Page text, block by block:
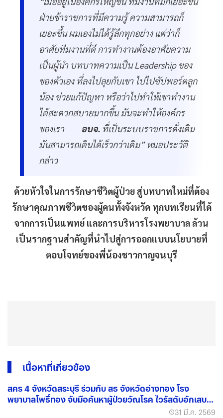
ฝ่ายข้าราชการที่มีความรู้ ความสามารถก็
เยอะขึ้น ผมเองไม่ได้รู้ลึกทุกอย่าง แต่ว่าก็
อาศัยทีมงานที่ดี การทำงานต้องอาศัยความ
เป็นผู้นำ บทบาทความเป็น Leadership ของ
ของตัวเอง ที่ลงไปลุยกับเขา ไปไปซัปพอร์ตลูก
น้อง ช่วยแก้ปัญหา หรือว่าไปทำให้เขาทำงาน
ได้สะดวกสบายมากขึ้น มันจะทำให้องค์กร
ของเรา
อบจ. ที่เป็นระบบราชการดั่งเดิม
มันสามารถเดินได้เร็วกว่าเดิม” หมอประวัติ
กล่าว
ด้วยหัวใจในการรักษาชีวิตผู้ป่วย สู่บทบาทใหม่ที่ต้อง
รักษาคุณภาพชีวิตของผู้คนทั้งจังหวัด ทุกบทเรียนที่ได้
จากการเป็นแพทย์ และการบริหารโรงพยาบาล ล้วน
เป็นรากฐานสำคัญที่นำไปสู่การออกแบบนโยบายที่
ตอบโจทย์ของพี่น้องชาวกาญจนบุรี
เนื้อหาที่เกี่ยวข้อง
สคร 4 จังหวัดสระบุรี ร่วมกับ สธ จังหวัดอ่างทอง โรง
พยาบาลโพธิ์ทอง จับมือค้นหาผู้ป่วยวัณโรค ไวรัสตับอักเสบบี
31 มี.ค. 2569